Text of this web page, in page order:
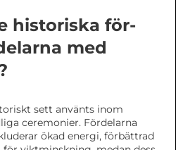
historiska för-
med
sett använts inom
ceremonier. Fördelarna
ökad energi, förbättrad